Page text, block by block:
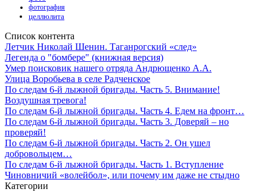
фотография
целлюлита
Список контента
Летчик Николай Шенин. Таганрогский «след»
Легенда о "бомбере" (книжная версия)
Умер поисковик нашего отряда Андрющенко А.А.
Улица Воробьева в селе Радченское
По следам 6-й лыжной бригады. Часть 5. Внимание!
Воздушная тревога!
По следам 6-й лыжной бригады. Часть 4. Едем на фронт…
По следам 6-й лыжной бригады. Часть 3. Доверяй – но
проверяй!
По следам 6-й лыжной бригады. Часть 2. Он ушел
добровольцем…
По следам 6-й лыжной бригады. Часть 1. Вступление
Чиновничий «волейбол», или почему им даже не стыдно
Категории